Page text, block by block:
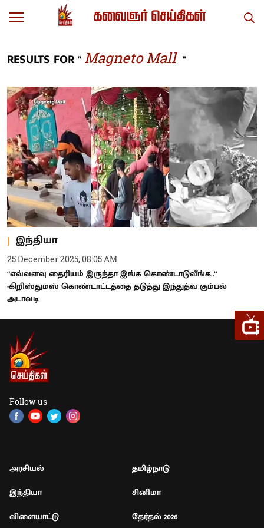
RESULTS FOR " Magneto Mall "
இந்தியா
25 December 2025, 08:05 AM
“எவ்வளவு தைரியம் இருந்தா இங்க கொண்டாடுவீங்க..”
-கிறிஸ்துமஸ் கொண்டாட்டத்தை தடுத்து இந்துத்வ கும்பல்
அடாவடி
Follow us
அரசியல்
தமிழ்நாடு
இந்தியா
சினிமா
விளையாட்டு
தேர்தல் 2026